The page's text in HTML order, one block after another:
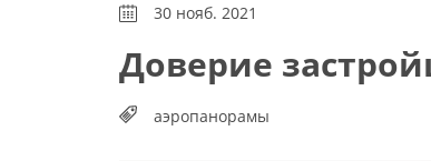
30 нояб. 2021
Доверие
аэропанорамы